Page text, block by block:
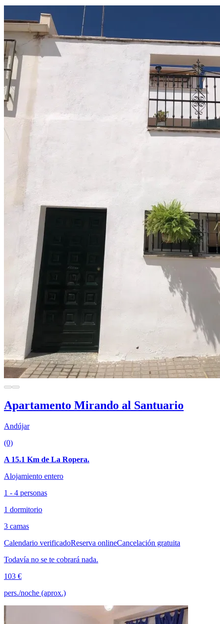
Apartamento Mirando al Santuario
Andújar
(0)
A 15.1 Km de La Ropera.
Alojamiento entero
1 - 4 personas
1 dormitorio
3 camas
Calendario verificadoReserva onlineCancelación gratuita
Todavía no se te cobrará nada.
103 €
pers./noche (aprox.)